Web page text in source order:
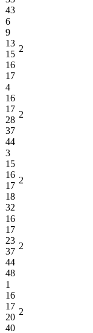
43
6
9
13
15
16
17
2
4
16
17
28
37
44
2
3
15
16
17
18
32
2
16
17
23
37
44
48
2
1
16
17
20
40
2